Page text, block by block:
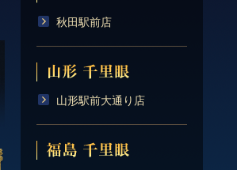
秋田駅前店
山形駅前大通り店